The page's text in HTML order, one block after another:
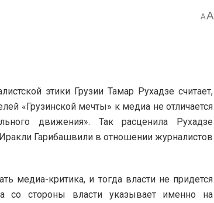
AA
этики Грузии Тамар Рухадзе считает,
«Грузинской мечты» к медиа не отличается
движения». Так расценила Рухадзе
Гарибашвилив отношении журналистов
медиа-критика, и тогда власти не придется
со стороны власти указывает именно на